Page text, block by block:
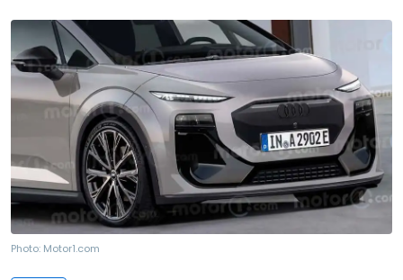
Photo: Motor1.com